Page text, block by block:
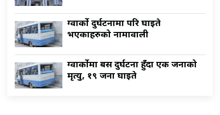
ग्वार्को दुर्घटनामा परि घाइते
भएकाहरुको नामावाली
ग्वार्कोमा बस दुर्घटना हुँदा एक जनाको
मृत्यु, १९ जना घाइते